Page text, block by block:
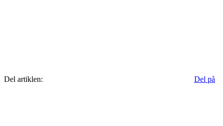
Del artiklen: Del på